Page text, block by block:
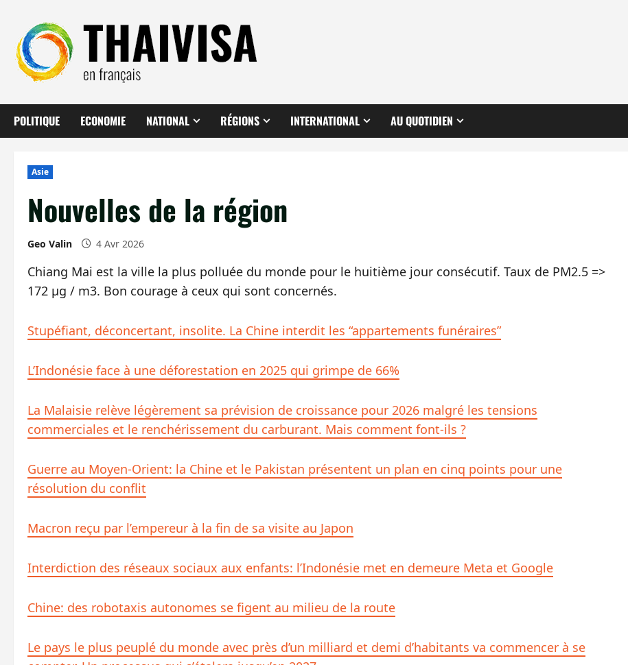
contenu
POLITIQUE ECONOMIE NATIONAL RÉGIONS INTERNATIONAL AU QUOTIDIEN
Asie
Nouvelles de la région
Geo Valin 4 Avr 2026
Chiang Mai est la ville la plus polluée du monde pour le huitième jour consécutif. Taux de PM2.5 =>
172 µg / m3. Bon courage à ceux qui sont concernés.
Stupéfiant, déconcertant, insolite. La Chine interdit les “appartements funéraires”
L’Indonésie face à une déforestation en 2025 qui grimpe de 66%
La Malaisie relève légèrement sa prévision de croissance pour 2026 malgré les tensions
commerciales et le renchérissement du carburant. Mais comment font-ils ?
Guerre au Moyen-Orient: la Chine et le Pakistan présentent un plan en cinq points pour une
résolution du conflit
Macron reçu par l’empereur à la fin de sa visite au Japon
Interdiction des réseaux sociaux aux enfants: l’Indonésie met en demeure Meta et Google
Chine: des robotaxis autonomes se figent au milieu de la route
Le pays le plus peuplé du monde avec près d’un milliard et demi d’habitants va commencer à se